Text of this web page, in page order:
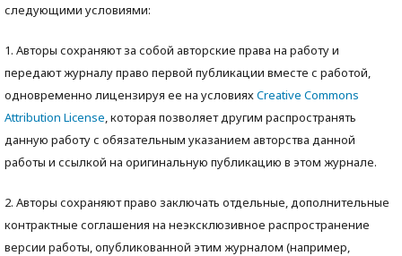
следующими условиями:
1. Авторы сохраняют за собой авторские права на работу и
передают журналу право первой публикации вместе с работой,
одновременно лицензируя ее на условияхCreative Commons
Attribution License, которая позволяет другим распространять
данную работу с обязательным указанием авторства данной
работы и ссылкой на оригинальную публикацию в этом журнале.
2. Авторы сохраняют право заключать отдельные, дополнительные
контрактные соглашения на неэксклюзивное распространение
версии работы, опубликованной этим журналом (например,